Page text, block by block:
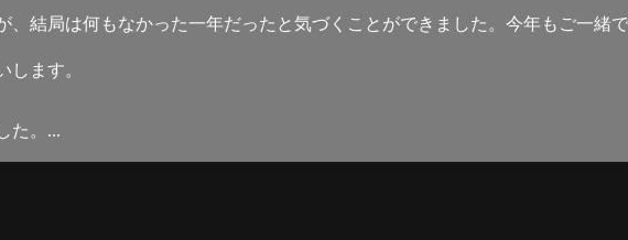
、結局は何もなかった一年だったと気づくことができました。今年もご一緒
します。
た。...